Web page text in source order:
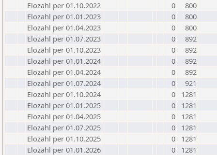
Elozahl per 01.10.2022
0
800
Elozahl per 01.01.2023
0
800
Elozahl per 01.04.2023
0
800
Elozahl per 01.07.2023
0
892
Elozahl per 01.10.2023
0
892
Elozahl per 01.01.2024
0
892
Elozahl per 01.04.2024
0
892
Elozahl per 01.07.2024
0
921
Elozahl per 01.10.2024
0
1281
Elozahl per 01.01.2025
0
1281
Elozahl per 01.04.2025
0
1281
Elozahl per 01.07.2025
0
1281
Elozahl per 01.10.2025
0
1281
Elozahl per 01.01.2026
0
1281